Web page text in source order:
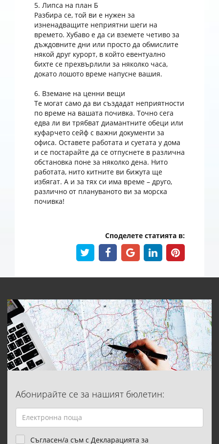
5. Липса на план Б
Разбира се, той ви е нужен за
изненадващите неприятни шеги на
времето. Хубаво е да си вземете четиво за
дъждовните дни или просто да обмислите
някой друг курорт, в който евентуално
бихте се прехвърлили за няколко часа,
докато лошото време напусне вашия.
6. Вземане на ценни вещи
Те могат само да ви създадат неприятности
по време на вашата почивка. Точно сега
едва ли ви трябват диамантните обеци или
куфарчето сейф с важни документи за
офиса. Оставете работата и суетата у дома
и се постарайте да се отпуснете в различна
обстановка поне за няколко дена. Нито
работата, нито китните ви бижута ще
избягат. А и за тях си има време – друго,
различно от плануваното ви за морска
почивка!
Споделете статията в:
Абонирайте се за нашият бюлетин:
Съгласен/а съм с Декларацията за